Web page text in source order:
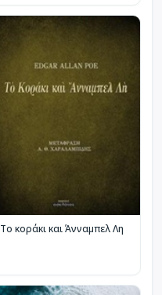
Το κοράκι και Άνναμπελ Λη